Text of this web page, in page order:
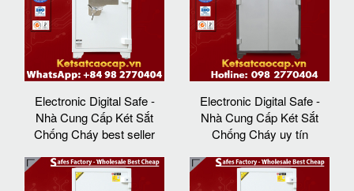
Electronic Digital Safe -
Nhà Cung Cấp Két Sắt
Chống Cháy best seller
Electronic Digital Safe -
Nhà Cung Cấp Két Sắt
Chống Cháy uy tín